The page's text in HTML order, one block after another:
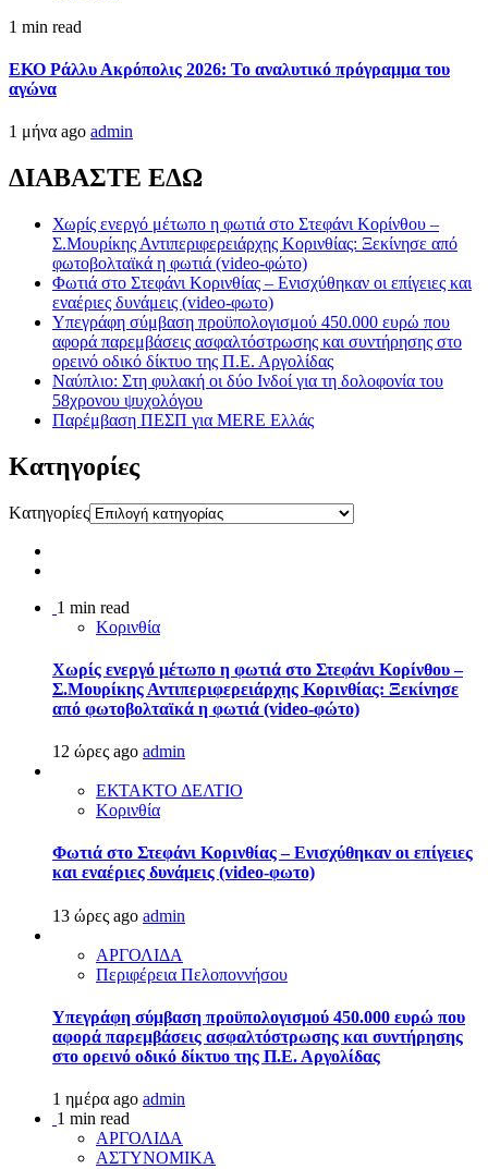
1 min read
ΕΚΟ Ράλλυ Ακρόπολις 2026: Το αναλυτικό πρόγραμμα του
αγώνα
1 μήνα ago admin
ΔΙΑΒΑΣΤΕ ΕΔΩ
Χωρίς ενεργό μέτωπο η φωτιά στο Στεφάνι Κορίνθου –
Σ.Μουρίκης Αντιπεριφερειάρχης Κορινθίας: Ξεκίνησε από
φωτοβολταϊκά η φωτιά (video-φώτο)
Φωτιά στο Στεφάνι Κορινθίας – Ενισχύθηκαν οι επίγειες και
εναέριες δυνάμεις (video-φωτο)
Υπεγράφη σύμβαση προϋπολογισμού 450.000 ευρώ που
αφορά παρεμβάσεις ασφαλτόστρωσης και συντήρησης στο
ορεινό οδικό δίκτυο της Π.Ε. Αργολίδας
Ναύπλιο: Στη φυλακή οι δύο Ινδοί για τη δολοφονία του
58χρονου ψυχολόγου
Παρέμβαση ΠΕΣΠ για MERE Ελλάς
Kατηγορίες
Kατηγορίες
1 min read
Κορινθία
Χωρίς ενεργό μέτωπο η φωτιά στο Στεφάνι Κορίνθου –
Σ.Μουρίκης Αντιπεριφερειάρχης Κορινθίας: Ξεκίνησε
από φωτοβολταϊκά η φωτιά (video-φώτο)
12 ώρες ago admin
ΕΚΤΑΚΤΟ ΔΕΛΤΙΟ
Κορινθία
Φωτιά στο Στεφάνι Κορινθίας – Ενισχύθηκαν οι επίγειες
και εναέριες δυνάμεις (video-φωτο)
13 ώρες ago admin
ΑΡΓΟΛΙΔΑ
Περιφέρεια Πελοποννήσου
Υπεγράφη σύμβαση προϋπολογισμού 450.000 ευρώ που
αφορά παρεμβάσεις ασφαλτόστρωσης και συντήρησης
στο ορεινό οδικό δίκτυο της Π.Ε. Αργολίδας
1 ημέρα ago admin
1 min read
ΑΡΓΟΛΙΔΑ
ΑΣΤΥΝΟΜΙΚΑ